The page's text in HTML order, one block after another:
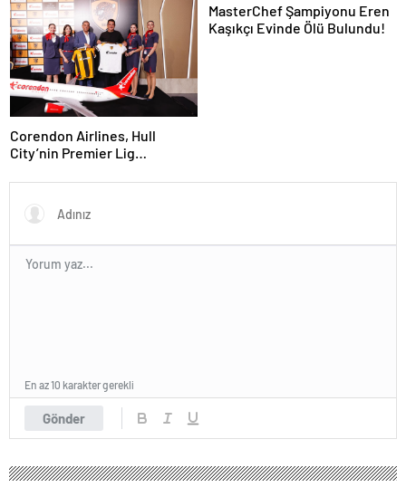
Corendon Airlines, Hull
City’nin Premier Lig
sürdürüyor
MasterChef Şampiyonu Eren
Kaşıkçı Evinde Ölü Bulundu!
Gönder
En az 10 karakter gerekli